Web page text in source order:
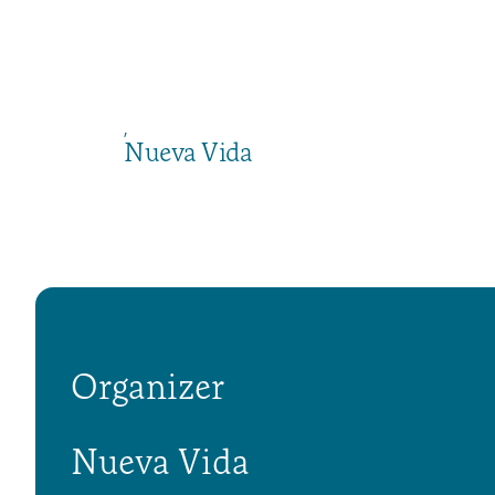
,
Nueva Vida
Organizer
Nueva Vida